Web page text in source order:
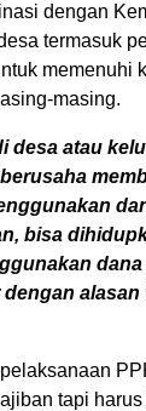
dengan
termasuk
memenuhi
masing.
desa atau
bisa
tapi